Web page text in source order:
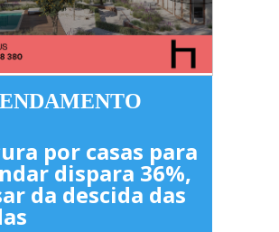
por casas para
dispara 36%,
da descida das